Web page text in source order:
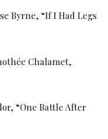
Byrne, “If I Had Legs
Chalamet,
“One Battle After